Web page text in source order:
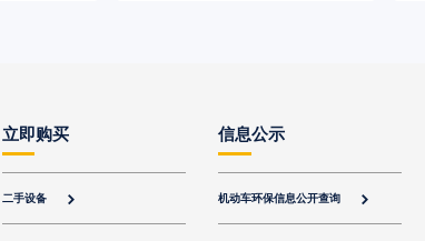
立即购买
二手设备 
信息公示
机动车环保信息公开查询 